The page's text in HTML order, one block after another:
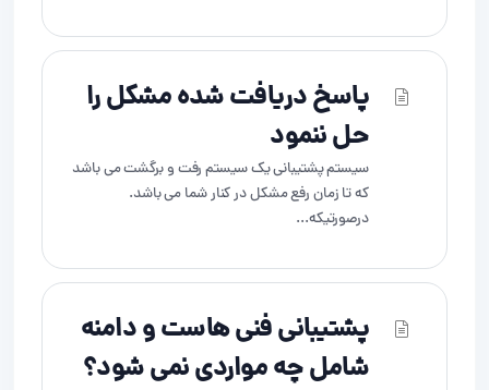
پاسخ دریافت شده مشکل را
حل ننمود
سیستم پشتیبانی یک سیستم رفت و برگشت می باشد
که تا زمان رفع مشکل در کنار شما می باشد.
درصورتیکه...
پشتیبانی فنی هاست و دامنه
شامل چه مواردی نمی شود؟